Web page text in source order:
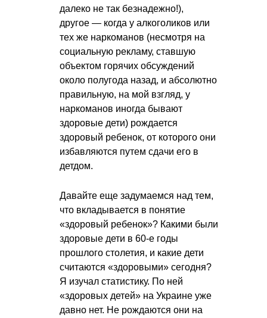
далеко не так безнадежно!),
другое — когда у алкоголиков или
тех же наркоманов (несмотря на
социальную рекламу, ставшую
объектом горячих обсуждений
около полугода назад, и абсолютно
правильную, на мой взгляд, у
наркоманов иногда бывают
здоровые дети) рождается
здоровый ребенок, от которого они
избавляются путем сдачи его в
детдом.
Давайте еще задумаемся над тем,
что вкладывается в понятие
«здоровый ребенок»? Какими были
здоровые дети в 60-е годы
прошлого столетия, и какие дети
считаются «здоровыми» сегодня?
Я изучал статистику. По ней
«здоровых детей» на Украине уже
давно нет. Не рождаются они на